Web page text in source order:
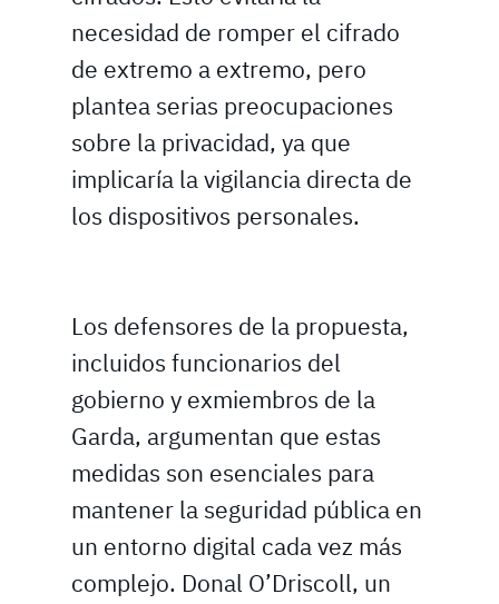
necesidad de romper el cifrado
de extremo a extremo, pero
plantea serias preocupaciones
sobre la privacidad, ya que
implicaría la vigilancia directa de
los dispositivos personales.
Los defensores de la propuesta,
incluidos funcionarios del
gobierno y exmiembros de la
Garda, argumentan que estas
medidas son esenciales para
mantener la seguridad pública en
un entorno digital cada vez más
complejo. Donal O’Driscoll, un